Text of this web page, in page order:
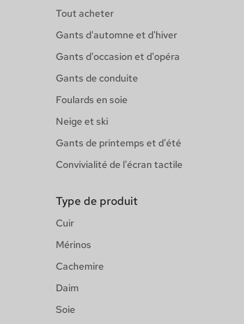
Tout acheter
Gants d'automne et d'hiver
Gants d'occasion et d'opéra
Gants de conduite
Foulards en soie
Neige et ski
Gants de printemps et d'été
Convivialité de l'écran tactile
Type de produit
Cuir
Mérinos
Cachemire
Daim
Soie